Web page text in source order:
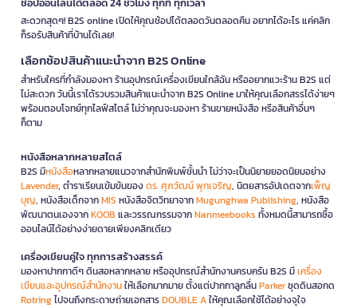
สะดวกสุดๆ! B2S online เปิดให้คุณช้อปได้ตลอดวันตลอดคืน อยากได้อะไร แค่คลิก
ก็รอรับสินค้าที่บ้านได้เลย!
เลือกช้อปสินค้าแนะนำจาก B2S Online
สำหรับใครที่กำลังมองหา ร้านอุปกรณ์เครื่องเขียนใกล้ฉัน หรืออยากแวะร้าน B2S แต่
ไม่สะดวก วันนี้เราได้รวบรวมสินค้าแนะนำจาก B2S Online มาให้คุณเลือกสรรได้ง่ายๆ
พร้อมตอบโจทย์ทุกไลฟ์สไตล์ ไม่ว่าคุณจะมองหา ร้านขายหนังสือ หรือสินค้าอื่นๆ
ก็ตาม
หนังสือหลากหลายสไตล์
B2S มีหนังสือหลากหลายแนวจากสำนักพิมพ์ชั้นนำ ไม่ว่าจะเป็นนิยายยอดนิยมอย่าง
Lavender, ตำราเรียนเข้มข้นของดร. ศุภวัฒน์ พุกเจริญ, นิตยสารอัปเดตจากเพ็ญ
บุญ, หนังสือเด็กจากMIS หนังสือจิตวิทยาจากMugunghwa Publishing, หนังสือ
พัฒนาตนเองจากKOOB และวรรณกรรมจากNanmeebooks ทั้งหมดนี้สามารถซื้อ
ออนไลน์ได้อย่างง่ายดายเพียงคลิกเดียว
เครื่องเขียนคู่ใจ ทุกการสร้างสรรค์
มองหาปากกาดีๆ ดินสอหลากหลาย หรืออุปกรณ์สำนักงานครบครัน B2S มีเครื่อง
เขียนและอุปกรณ์สำนักงานให้เลือกมากมาย ตั้งแต่ปากกาลูกลื่นParkerชุดดินสอกด
Rotringไปจนถึงกระดาษถ่ายเอกสารDOUBLE Aให้คุณเลือกใช้ได้อย่างจุใจ